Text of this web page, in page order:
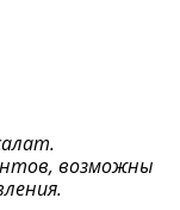
возможны